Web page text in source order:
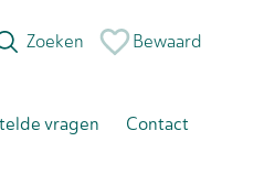
Bewaard
vragen Contact